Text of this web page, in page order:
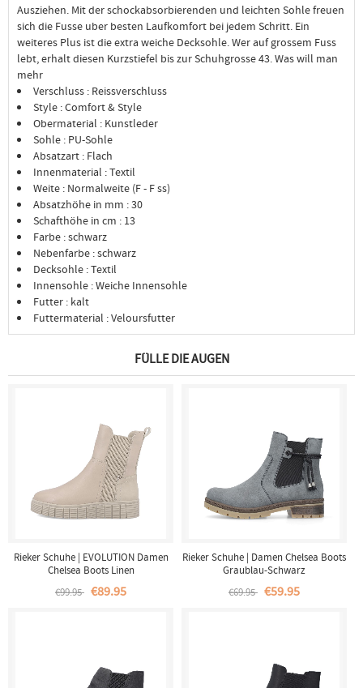
Ausziehen. Mit der schockabsorbierenden und leichten Sohle freuen
sich die Fusse uber besten Laufkomfort bei jedem Schritt. Ein
weiteres Plus ist die extra weiche Decksohle. Wer auf grossem Fuss
lebt, erhalt diesen Kurzstiefel bis zur Schuhgrosse 43. Was will man
mehr
Verschluss : Reissverschluss
Style : Comfort & Style
Obermaterial : Kunstleder
Sohle : PU-Sohle
Absatzart : Flach
Innenmaterial : Textil
Weite : Normalweite (F - F ss)
Absatzhöhe in mm : 30
Schafthöhe in cm : 13
Farbe : schwarz
Nebenfarbe : schwarz
Decksohle : Textil
Innensohle : Weiche Innensohle
Futter : kalt
Futtermaterial : Veloursfutter
FÜLLE DIE AUGEN
Rieker Schuhe | EVOLUTION Damen
Chelsea Boots Linen
€99.95 €89.95
Rieker Schuhe | Damen Chelsea Boots
Graublau-Schwarz
€69.95 €59.95